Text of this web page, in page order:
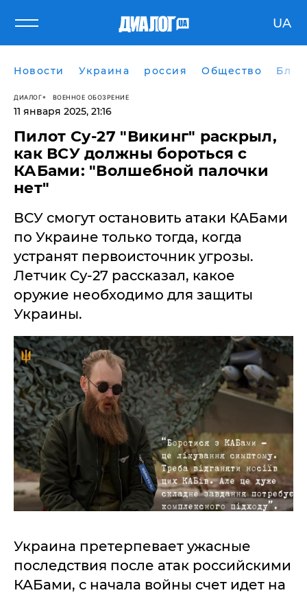
UA
Новости Украина россия Общество
ДИАЛОГ ВОЕННОЕ ОБОЗРЕНИЕ
11 января 2025, 21:16
Пилот Су-27 "Викинг" раскрыл,
как ВСУ должны бороться с
КАБами: "Волшебной палочки
нет"
ВСУ смогут остановить атаки КАБами
по Украине только тогда, когда
устранят первоисточник угрозы.
Летчик Су-27 рассказал, какое
оружие необходимо для защиты
Украины.
Украина претерпевает ужасные
последствия после атак российскими
КАБами, с начала войны счет идет на